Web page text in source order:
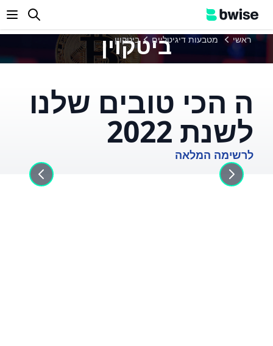
ראשי מטבעות דיגיטליים ביטקוין
ביטקוין
ה הכי טובים שלנו
לשנת 2022
לרשימה המלאה